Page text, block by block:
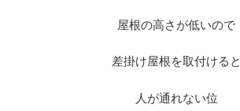
屋根の高さが低いので
差掛け屋根を取付けると
人が通れない位